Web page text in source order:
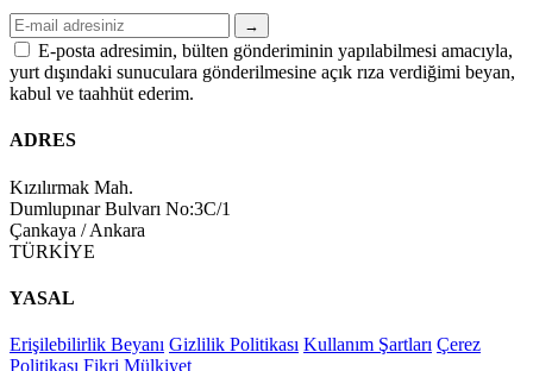
→
E-posta adresimin, bülten gönderiminin yapılabilmesi amacıyla,
yurt dışındaki sunuculara gönderilmesine açık rıza verdiğimi beyan,
kabul ve taahhüt ederim.
ADRES
Kızılırmak Mah.
Dumlupınar Bulvarı No:3C/1
Çankaya / Ankara
TÜRKİYE
YASAL
Erişilebilirlik Beyanı Gizlilik Politikası Kullanım Şartları Çerez
Politikası Fikri Mülkiyet